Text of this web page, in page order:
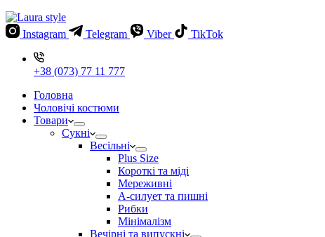
Instagram Telegram Viber TikTok
+38 (073) 77 11 777
Головна
Чоловічі костюми
Товари
Сукні
Весільні
Plus Size
Короткі та міді
Мереживні
А-силует та пишні
Рибки
Мінімалізм
Вечірні та випускні